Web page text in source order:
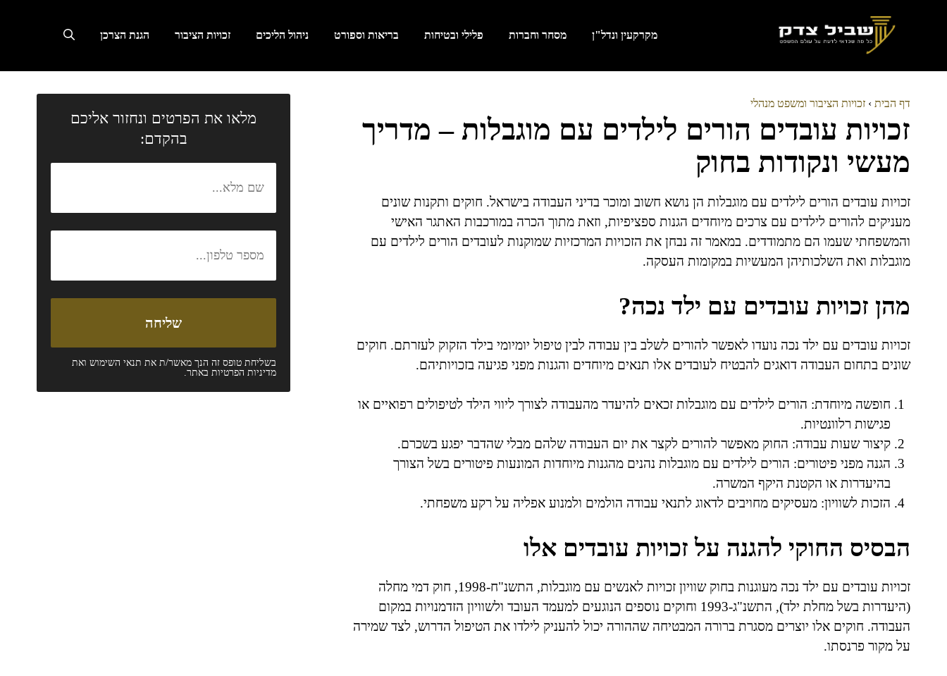
מקרקעין ונדל"ן מסחר וחברות פלילי ובטיחות בריאות וספורט ניהול הליכים זכויות הציבור הגנת הצרכן
דף הבית › זכויות הציבור ומשפט מנהלי
זכויות עובדים הורים לילדים עם מוגבלות – מדריך
מעשי ונקודות בחוק
זכויות עובדים הורים לילדים עם מוגבלות הן נושא חשוב ומוכר בדיני העבודה בישראל. חוקים ותקנות שונים
מעניקים להורים לילדים עם צרכים מיוחדים הגנות ספציפיות, וזאת מתוך הכרה במורכבות האתגר האישי
והמשפחתי שעמו הם מתמודדים. במאמר זה נבחן את הזכויות המרכזיות שמוקנות לעובדים הורים לילדים עם
מוגבלות ואת השלכותיהן המעשיות במקומות העסקה.
מהן זכויות עובדים עם ילד נכה?
זכויות עובדים עם ילד נכה נועדו לאפשר להורים לשלב בין עבודה לבין טיפול יומיומי בילד הזקוק לעזרתם. חוקים
שונים בתחום העבודה דואגים להבטיח לעובדים אלו תנאים מיוחדים והגנות מפני פגיעה בזכויותיהם.
חופשה מיוחדת: הורים לילדים עם מוגבלות זכאים להיעדר מהעבודה לצורך ליווי הילד לטיפולים רפואיים או
פגישות רלוונטיות.
קיצור שעות עבודה: החוק מאפשר להורים לקצר את יום העבודה שלהם מבלי שהדבר יפגע בשכרם.
הגנה מפני פיטורים: הורים לילדים עם מוגבלות נהנים מהגנות מיוחדות המונעות פיטורים בשל הצורך
בהיעדרות או הקטנת היקף המשרה.
הזכות לשוויון: מעסיקים מחויבים לדאוג לתנאי עבודה הולמים ולמנוע אפליה על רקע משפחתי.
הבסיס החוקי להגנה על זכויות עובדים אלו
זכויות עובדים עם ילד נכה מעוגנות בחוק שוויון זכויות לאנשים עם מוגבלות, התשנ"ח-1998, חוק דמי מחלה
(היעדרות בשל מחלת ילד), התשנ"ג-1993 וחוקים נוספים הנוגעים למעמד העובד ולשוויון הזדמנויות במקום
העבודה. חוקים אלו יוצרים מסגרת ברורה המבטיחה שההורה יכול להעניק לילדו את הטיפול הדרוש, לצד שמירה
על מקור פרנסתו.
מלאו את הפרטים ונחזור אליכם
בהקדם:
בשליחת טופס זה הנך מאשר/ת את תנאי השימושואת
מדיניות הפרטיותבאתר.